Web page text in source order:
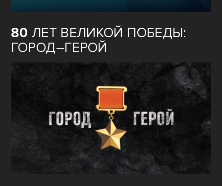
80 ЛЕТ ВЕЛИКОЙ ПОБЕДЫ:
ГОРОД–ГЕРОЙ